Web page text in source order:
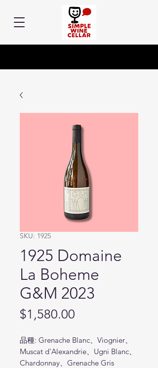
SKU: 1925
1925 Domaine
La Boheme
G&M 2023
$1,580.00
品種: Grenache Blanc、Viognier、
Muscat d'Alexandrie、Ugni Blanc、
Chardonnay、Grenache Gris